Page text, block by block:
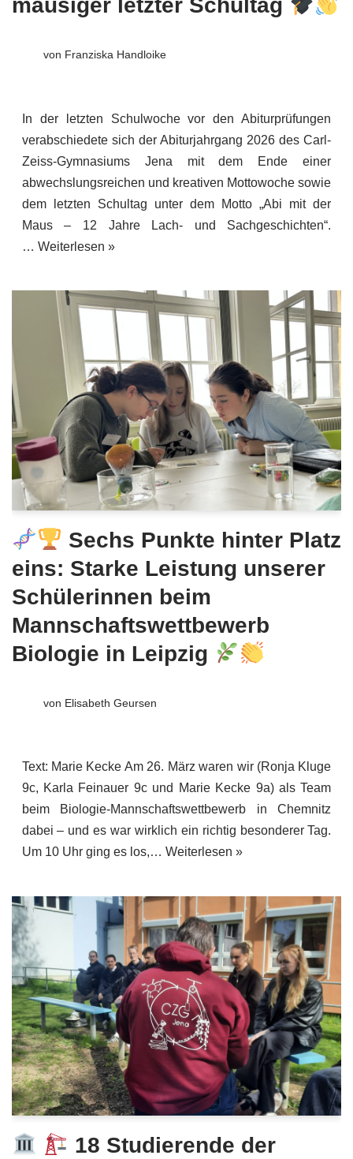
mausiger letzter Schultag
von Franziska Handloike
In der letzten Schulwoche vor den Abiturprüfungen
verabschiedete sich der Abiturjahrgang 2026 des Carl-
Zeiss-Gymnasiums Jena mit dem Ende einer
abwechslungsreichen und kreativen Mottowoche sowie
dem letzten Schultag unter dem Motto „Abi mit der
Maus – 12 Jahre Lach- und Sachgeschichten“.
… Weiterlesen »
Sechs Punkte hinter Platz
eins: Starke Leistung unserer
Schülerinnen beim
Mannschaftswettbewerb
Biologie in Leipzig
von Elisabeth Geursen
Text: Marie Kecke Am 26. März waren wir (Ronja Kluge
9c, Karla Feinauer 9c und Marie Kecke 9a) als Team
beim Biologie-Mannschaftswettbewerb in Chemnitz
dabei – und es war wirklich ein richtig besonderer Tag.
Um 10 Uhr ging es los,… Weiterlesen »
18 Studierende der